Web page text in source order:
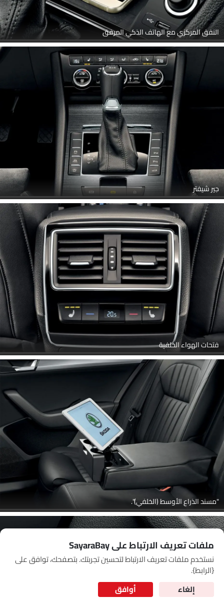
النفق المركزي مع الهاتف الذكي المرفق
جير شيفتر
فتحات الهواء الخلفية
"مسند الذراع الأوسط (الخلفي)".
ملفات تعريف الارتباط على SayaraBay
نستخدم ملفات تعريف الارتباط لتحسين تجربتك. بتصفحك، توافق على
{الرابط}.
إلغاء
أوافق
for Better Experience & Regular updates
I have read and agree to the شروط الاستخدامand of Cardekho
SEA
Link Your Google Account
Link Your Facebook Account